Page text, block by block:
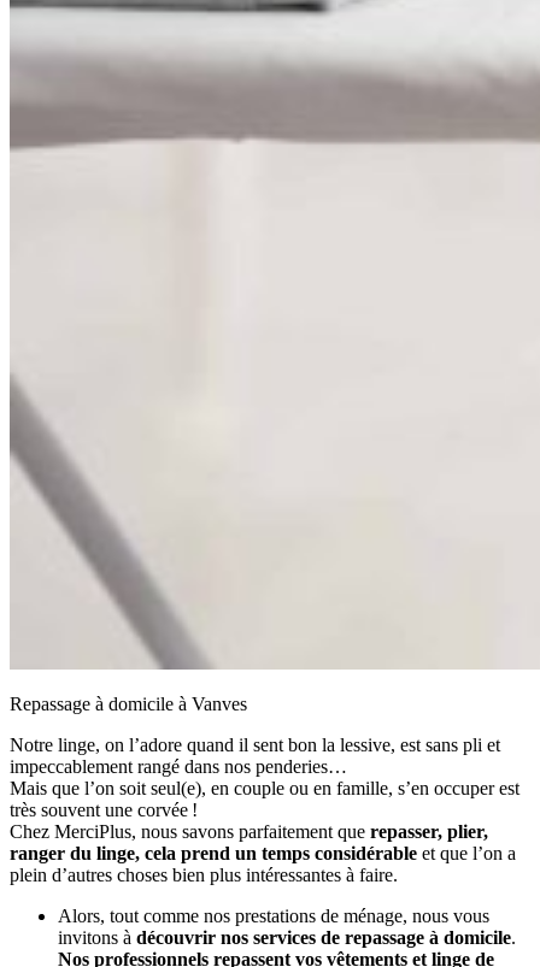
Repassage à domicile à Vanves
Notre linge, on l’adore quand il sent bon la lessive, est sans pli et
impeccablement rangé dans nos penderies…
Mais que l’on soit seul(e), en couple ou en famille, s’en occuper est
très souvent une corvée !
Chez MerciPlus, nous savons parfaitement que repasser, plier,
ranger du linge, cela prend un temps considérable et que l’on a
plein d’autres choses bien plus intéressantes à faire.
Alors, tout comme nos prestations de ménage, nous vous
invitons à découvrir nos services de repassage à domicile.
Nos professionnels repassent vos vêtements et linge de